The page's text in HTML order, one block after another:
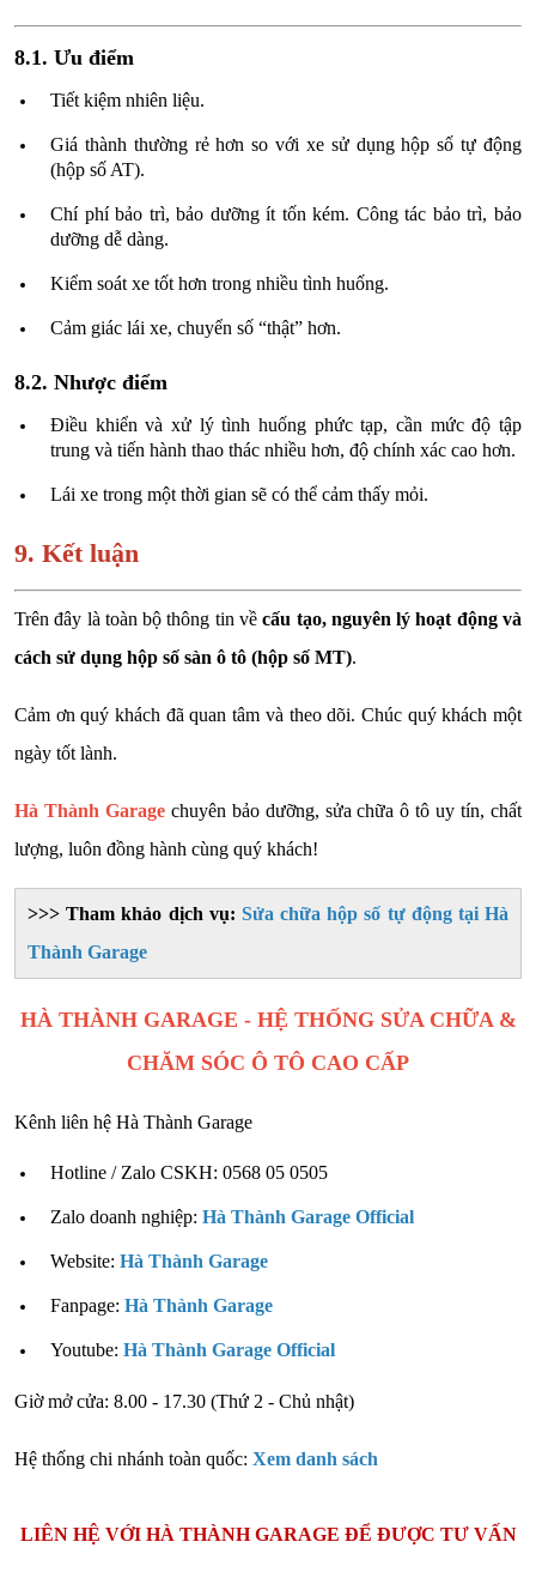
8.1. Ưu điểm
Tiết kiệm nhiên liệu.
Giá thành thường rẻ hơn so với xe sử dụng hộp số tự động
(hộp số AT).
Chí phí bảo trì, bảo dưỡng ít tốn kém. Công tác bảo trì, bảo
dưỡng dễ dàng.
Kiểm soát xe tốt hơn trong nhiều tình huống.
Cảm giác lái xe, chuyển số “thật” hơn.
8.2. Nhược điểm
Điều khiển và xử lý tình huống phức tạp, cần mức độ tập
trung và tiến hành thao thác nhiều hơn, độ chính xác cao hơn.
Lái xe trong một thời gian sẽ có thể cảm thấy mỏi.
9. Kết luận
Trên đây là toàn bộ thông tin vềcấu tạo, nguyên lý hoạt động và
cách sử dụng hộp số sàn ô tô (hộp số MT).
Cảm ơn quý khách đã quan tâm và theo dõi. Chúc quý khách một
ngày tốt lành.
Hà Thành Garage chuyên bảo dưỡng, sửa chữa ô tô uy tín, chất
lượng, luôn đồng hành cùng quý khách!
>>> Tham khảo dịch vụ: Sửa chữa hộp số tự động tại Hà
Thành Garage
HÀ THÀNH GARAGE - HỆ THỐNG SỬA CHỮA &
CHĂM SÓC Ô TÔ CAO CẤP
Kênh liên hệ Hà Thành Garage
Hotline / Zalo CSKH: 0568 05 0505
Zalo doanh nghiệp: Hà Thành Garage Official
Website: Hà Thành Garage
Fanpage: Hà Thành Garage
Youtube: Hà Thành Garage Official
Giờ mở cửa: 8.00 - 17.30 (Thứ 2 - Chủ nhật)
Hệ thống chi nhánh toàn quốc: Xem danh sách
LIÊN HỆ VỚI HÀ THÀNH GARAGE ĐỂ ĐƯỢC TƯ VẤN